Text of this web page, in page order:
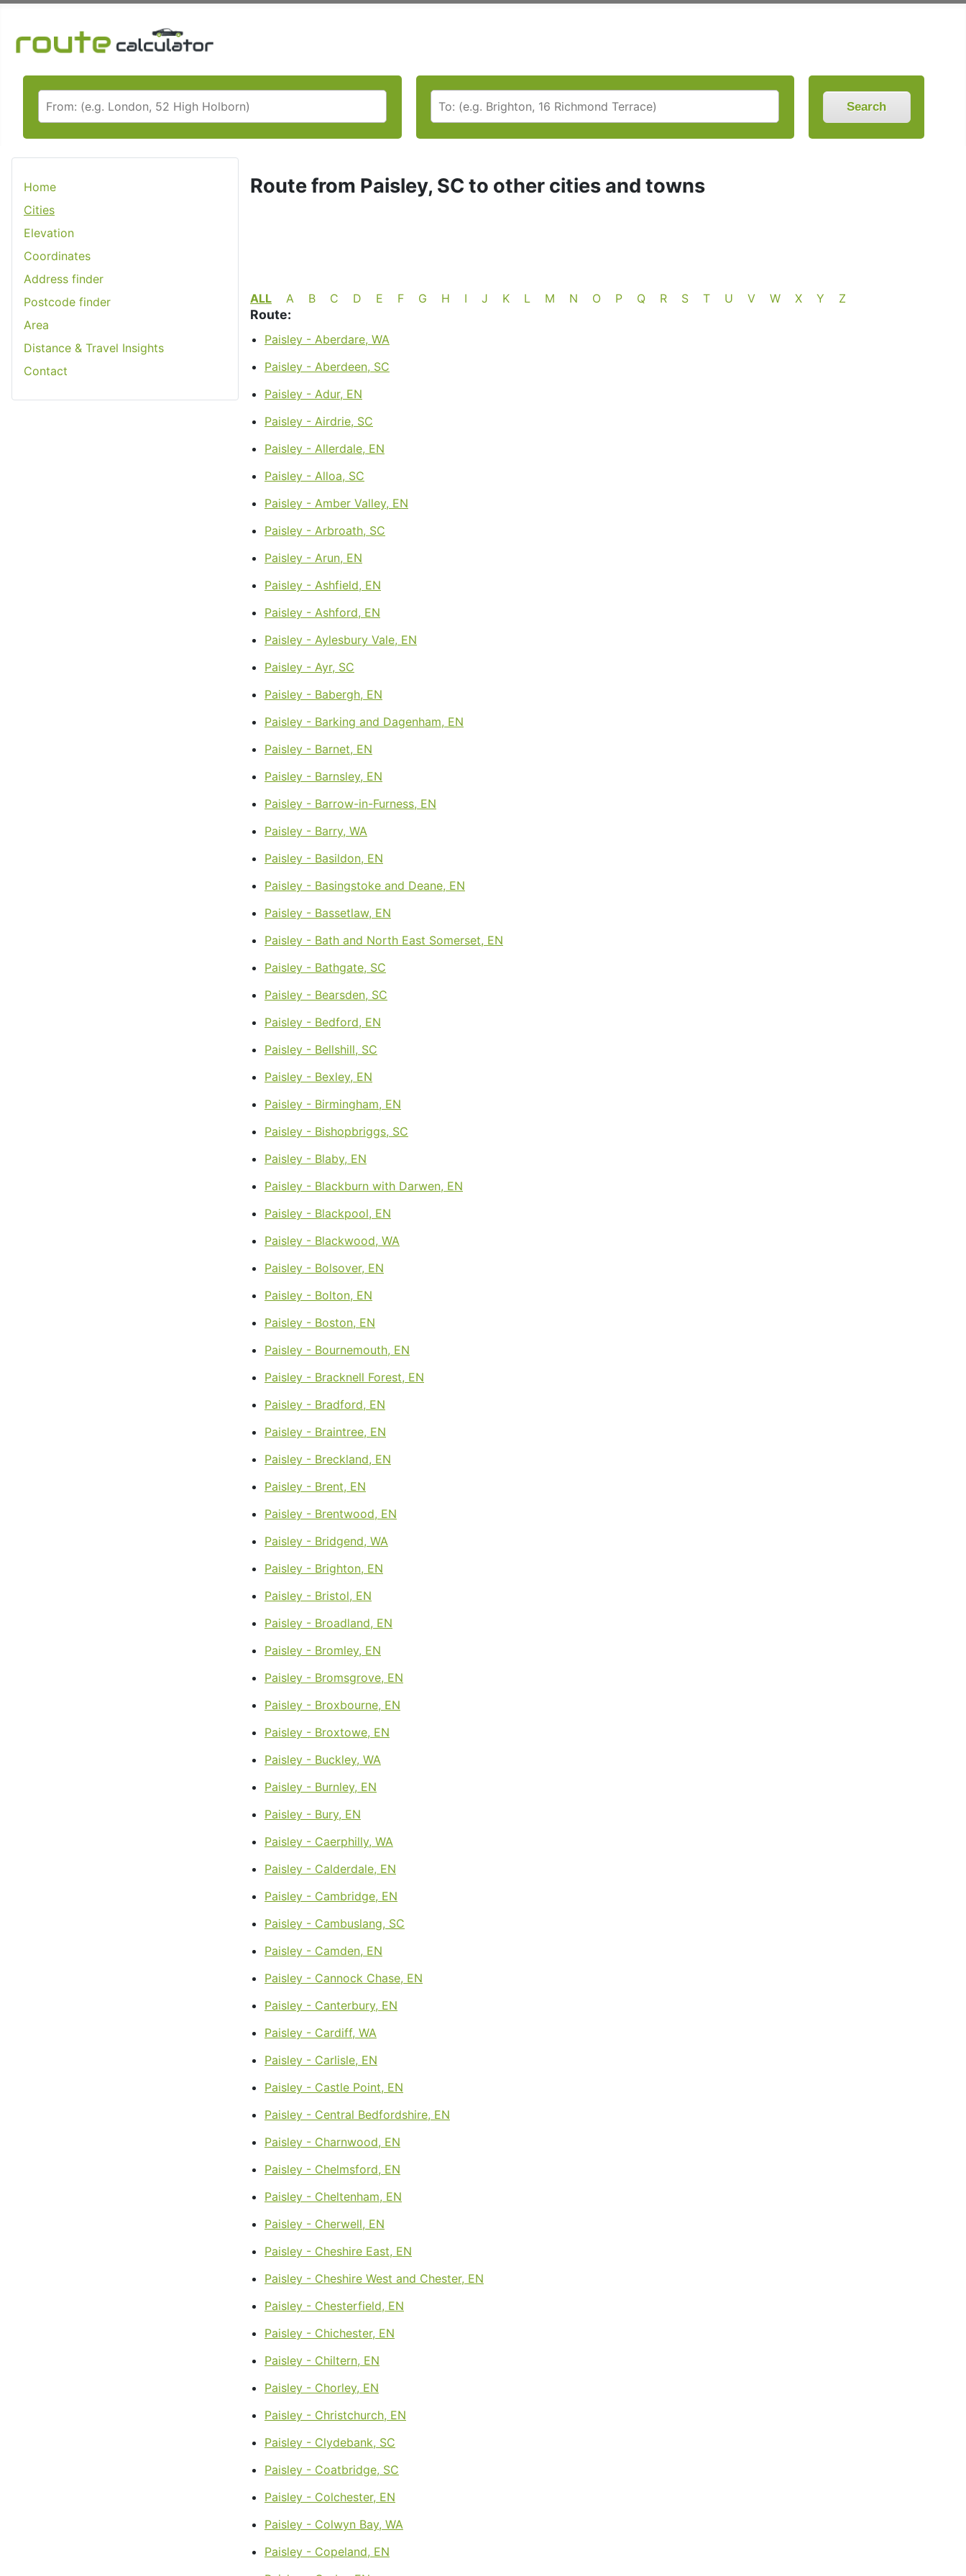
Search
Home
Cities
Elevation
Coordinates
Address finder
Postcode finder
Area
Distance & Travel Insights
Contact
Route from Paisley, SC to other cities and towns
ALL A B C D E F G H I J K L M N O P Q R S T U V W X Y Z
Route:
Paisley - Aberdare, WA
Paisley - Aberdeen, SC
Paisley - Adur, EN
Paisley - Airdrie, SC
Paisley - Allerdale, EN
Paisley - Alloa, SC
Paisley - Amber Valley, EN
Paisley - Arbroath, SC
Paisley - Arun, EN
Paisley - Ashfield, EN
Paisley - Ashford, EN
Paisley - Aylesbury Vale, EN
Paisley - Ayr, SC
Paisley - Babergh, EN
Paisley - Barking and Dagenham, EN
Paisley - Barnet, EN
Paisley - Barnsley, EN
Paisley - Barrow-in-Furness, EN
Paisley - Barry, WA
Paisley - Basildon, EN
Paisley - Basingstoke and Deane, EN
Paisley - Bassetlaw, EN
Paisley - Bath and North East Somerset, EN
Paisley - Bathgate, SC
Paisley - Bearsden, SC
Paisley - Bedford, EN
Paisley - Bellshill, SC
Paisley - Bexley, EN
Paisley - Birmingham, EN
Paisley - Bishopbriggs, SC
Paisley - Blaby, EN
Paisley - Blackburn with Darwen, EN
Paisley - Blackpool, EN
Paisley - Blackwood, WA
Paisley - Bolsover, EN
Paisley - Bolton, EN
Paisley - Boston, EN
Paisley - Bournemouth, EN
Paisley - Bracknell Forest, EN
Paisley - Bradford, EN
Paisley - Braintree, EN
Paisley - Breckland, EN
Paisley - Brent, EN
Paisley - Brentwood, EN
Paisley - Bridgend, WA
Paisley - Brighton, EN
Paisley - Bristol, EN
Paisley - Broadland, EN
Paisley - Bromley, EN
Paisley - Bromsgrove, EN
Paisley - Broxbourne, EN
Paisley - Broxtowe, EN
Paisley - Buckley, WA
Paisley - Burnley, EN
Paisley - Bury, EN
Paisley - Caerphilly, WA
Paisley - Calderdale, EN
Paisley - Cambridge, EN
Paisley - Cambuslang, SC
Paisley - Camden, EN
Paisley - Cannock Chase, EN
Paisley - Canterbury, EN
Paisley - Cardiff, WA
Paisley - Carlisle, EN
Paisley - Castle Point, EN
Paisley - Central Bedfordshire, EN
Paisley - Charnwood, EN
Paisley - Chelmsford, EN
Paisley - Cheltenham, EN
Paisley - Cherwell, EN
Paisley - Cheshire East, EN
Paisley - Cheshire West and Chester, EN
Paisley - Chesterfield, EN
Paisley - Chichester, EN
Paisley - Chiltern, EN
Paisley - Chorley, EN
Paisley - Christchurch, EN
Paisley - Clydebank, SC
Paisley - Coatbridge, SC
Paisley - Colchester, EN
Paisley - Colwyn Bay, WA
Paisley - Copeland, EN